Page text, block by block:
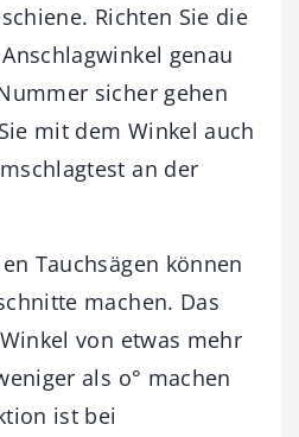
Richten Sie die
genau
sicher gehen
mit dem Winkel auch
an der
Tauchsägen können
machen. Das
von etwas mehr
als o° machen
ist bei